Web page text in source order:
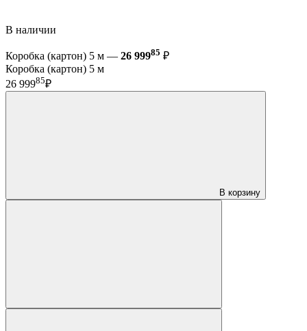
В наличии
Коробка (картон) 5 м — 26 99985 ₽
Коробка (картон) 5 м
26 99985₽
В корзину